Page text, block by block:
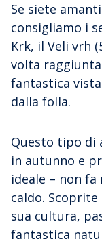
Se siete
consigliamo i
Krk, il Veli vrh
volta
fantastica
dalla folla.
Questo tipo di
in autunno e
ideale – non
caldo. Scoprite
sua cultura,
fantastica